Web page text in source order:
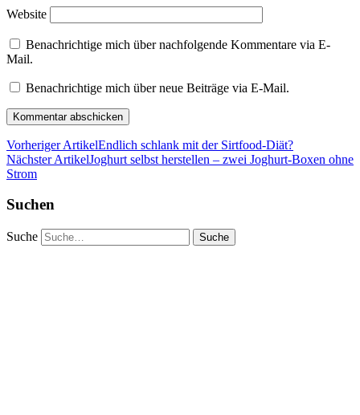
Website
Benachrichtige mich über nachfolgende Kommentare via E-
Mail.
Benachrichtige mich über neue Beiträge via E-Mail.
Vorheriger ArtikelEndlich schlank mit der Sirtfood-Diät?
Nächster ArtikelJoghurt selbst herstellen – zwei Joghurt-Boxen ohne
Strom
Suchen
Suche